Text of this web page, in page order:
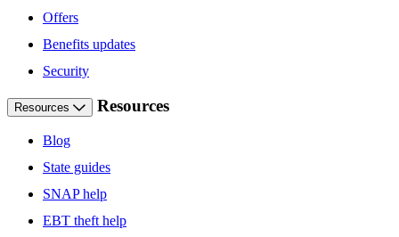
Offers
Benefits updates
Security
Resources Resources
Blog
State guides
SNAP help
EBT theft help